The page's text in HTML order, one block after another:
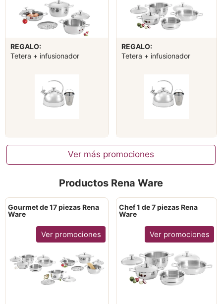
REGALO:
Tetera + infusionador
REGALO:
Tetera + infusionador
Ver más promociones
Productos Rena Ware
Gourmet de 17 piezas Rena
Ware
Ver promociones
Chef 1 de 7 piezas Rena
Ware
Ver promociones